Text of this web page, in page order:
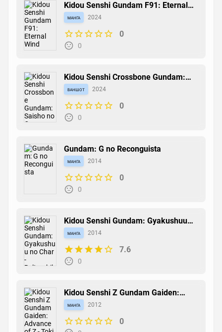
Kidou Senshi Gundam F91: Eternal
Wind
манга 2024
0
0
Kidou Senshi Crossbone Gundam:
Saisho no Cross
ваншот 2024
0
0
Gundam: G no Reconguista
манга 2014
0
0
Kidou Senshi Gundam: Gyakushuu
no Char - Beltorchika's Children
манга 2014
7.6
0
Kidou Senshi Z Gundam Gaiden:
Advance of Z - Toki ni Aragaishi
Mono
манга 2012
0